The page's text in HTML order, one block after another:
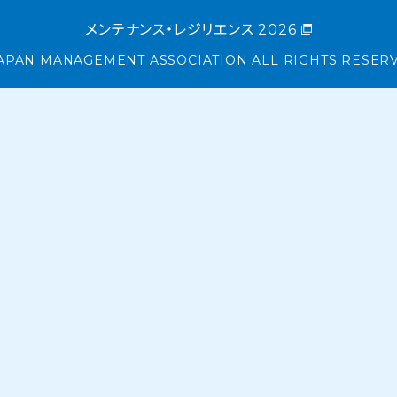
メンテナンス・レジリエンス 2026
MANAGEMENT ASSOCIATION ALL RIGHTS